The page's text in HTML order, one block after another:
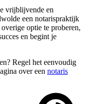
vrijblijvende en
een notarispraktijk
optie te proberen,
en begint je
Regel het eenvoudig
over een notaris